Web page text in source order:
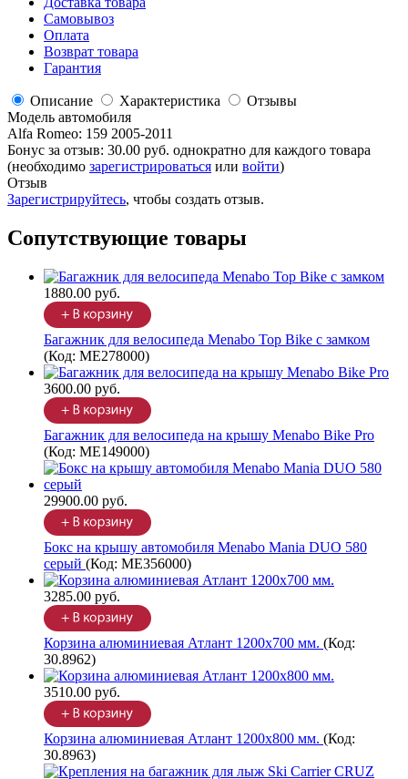
Самовывоз
Оплата
Возврат товара
Гарантия
Описание Характеристика
Отзывы
Модель автомобиля
Alfa Romeo: 159 2005-2011
Бонус за отзыв: 30.00 руб. однократно для каждого товара
(необходимо зарегистрироваться или войти)
Отзыв
Зарегистрируйтесь, чтобы создать отзыв.
Сопутствующие товары
1880.00 руб.
Багажник для велосипеда Menabo Top Bike с замком
(Код: ME278000)
3600.00 руб.
Багажник для велосипеда на крышу Menabo Bike Pro
(Код: ME149000)
29900.00 руб.
Бокс на крышу автомобиля Menabo Mania DUO 580
серый (Код: ME356000)
3285.00 руб.
Корзина алюминиевая Атлант 1200х700 мм. (Код:
30.8962)
3510.00 руб.
Корзина алюминиевая Атлант 1200х800 мм. (Код:
30.8963)